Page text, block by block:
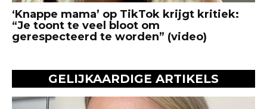
‘Knappe mama’ op TikTok krijgt kritiek:
“Je toont te veel bloot om
gerespecteerd te worden” (video)
GELIJKAARDIGE ARTIKELS